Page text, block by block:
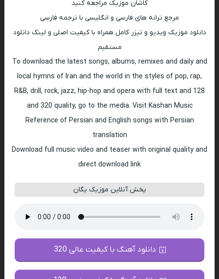
کاشان موزیک مراجعه کنید
مرجع ترانه های فارسی و انگلیسی با ترجمه فارسی
دانلود موزیک ویدیو و تیزر کامل همراه با کیفیت اصلی و لینک دانلود
مستقیم
To download the latest songs, albums, remixes and daily and
local hymns of Iran and the world in the styles of pop, rap,
R&B, drill, rock, jazz, hip-hop and opera with full text and 128
and 320 quality, go to the media. Visit Kashan Music
Reference of Persian and English songs with Persian
translation
Download full music video and teaser with original quality and
direct download link
پخش آنلاین موزیک یگان
دانلود آهنگ با کیفیت عالی 320